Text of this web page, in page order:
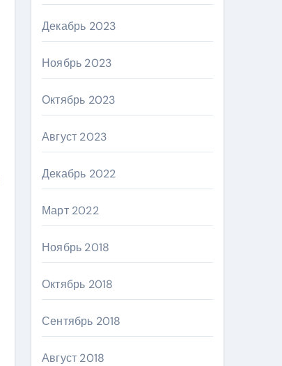
Декабрь 2023
Ноябрь 2023
Октябрь 2023
Август 2023
Декабрь 2022
Март 2022
Ноябрь 2018
Октябрь 2018
Сентябрь 2018
Август 2018